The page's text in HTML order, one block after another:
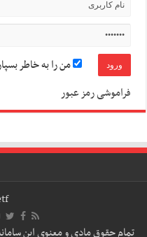
من را به خاطر
فراموشی رمز عبور
تمام حقوق مادی و معنوی این